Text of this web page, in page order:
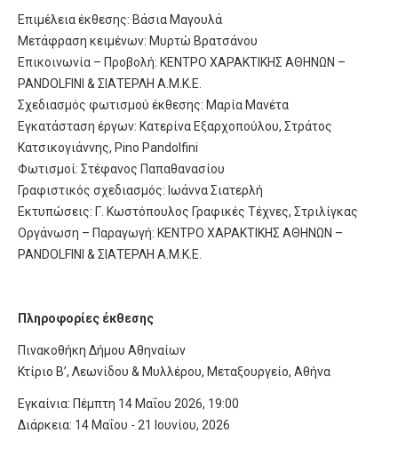
Επιμέλεια έκθεσης: Βάσια Μαγουλά
Μετάφραση κειμένων: Μυρτώ Βρατσάνου
Επικοινωνία – Προβολή: ΚΕΝΤΡΟ ΧΑΡΑΚΤΙΚΗΣ ΑΘΗΝΩΝ –
PANDOLFINI & ΣΙΑΤΕΡΛΗ Α.Μ.Κ.Ε.
Σχεδιασμός φωτισμού έκθεσης: Μαρία Μανέτα
Εγκατάσταση έργων: Κατερίνα Εξαρχοπούλου, Στράτος
Κατσικογιάννης, Pino Pandolfini
Φωτισμοί: Στέφανος Παπαθανασίου
Γραφιστικός σχεδιασμός: Ιωάννα Σιατερλή
Εκτυπώσεις: Γ. Κωστόπουλος Γραφικές Τέχνες, Στριλίγκας
Οργάνωση – Παραγωγή: ΚΕΝΤΡΟ ΧΑΡΑΚΤΙΚΗΣ ΑΘΗΝΩΝ –
PANDOLFINI & ΣΙΑΤΕΡΛΗ Α.Μ.Κ.Ε.
Πληροφορίες έκθεσης
Πινακοθήκη Δήμου Αθηναίων
Κτίριο Β’, Λεωνίδου & Μυλλέρου, Μεταξουργείο, Αθήνα
Εγκαίνια: Πέμπτη 14 Μαΐου 2026, 19:00
Διάρκεια: 14 Μαΐου - 21 Ιουνίου, 2026